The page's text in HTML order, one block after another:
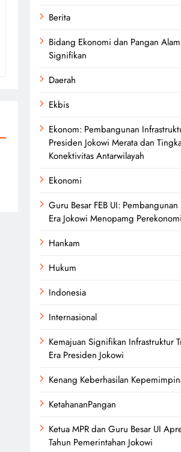
Berita
Bidang Ekonomi dan Pangan
Signifikan
Daerah
Ekbis
Ekonom: Pembangunan
Presiden Jokowi Merata dan
Konektivitas Antarwilayah
Ekonomi
Guru Besar FEB UI:
Era Jokowi Menopamg
Hankam
Hukum
Indonesia
Internasional
Kemajuan Signifikan Infrastruktur
Era Presiden Jokowi
Kenang Keberhasilan
KetahananPangan
Ketua MPR dan Guru Besar UI
Tahun Pemerintahan Jokowi